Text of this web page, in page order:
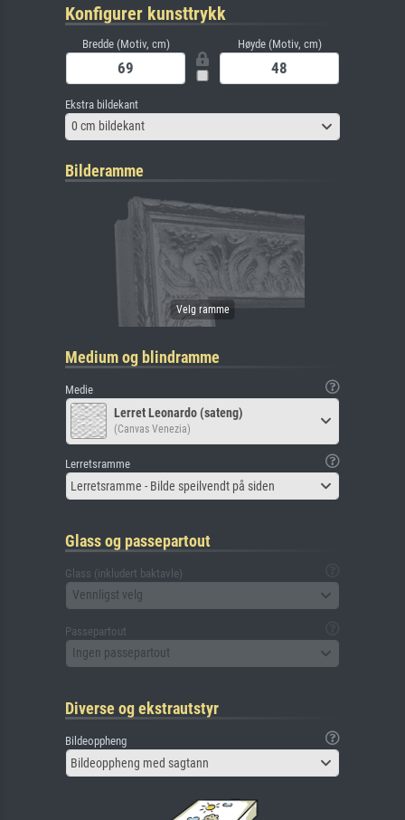
Konfigurer kunsttrykk
Bredde (Motiv, cm) Høyde (Motiv, cm)
Ekstra bildekant
0 cm bildekant
Bilderamme
Medium og blindramme
Medie
Lerret Leonardo (sateng)
(Canvas Venezia)
Lerretsramme
Lerretsramme - Bilde speilvendt på siden
Glass og passepartout
Glass (inkludert baktavle)
Vennligst velg
Passepartout
Ingen passepartout
Diverse og ekstrautstyr
Bildeoppheng
Bildeoppheng med sagtann